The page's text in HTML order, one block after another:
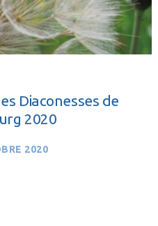
Diaconesses de
2020
2020